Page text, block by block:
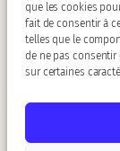
que les cookies
fait de consentir à
telles que le
de ne pas
sur certaines